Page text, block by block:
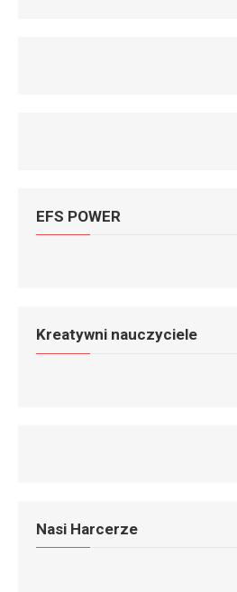
EFS POWER
Kreatywni nauczyciele
Nasi Harcerze